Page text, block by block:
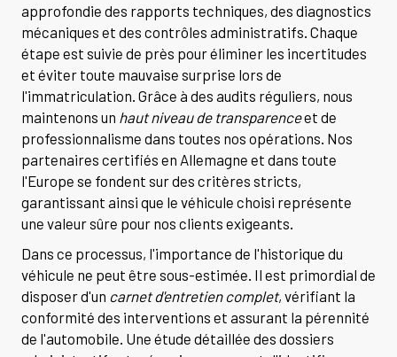
approfondie des rapports techniques, des diagnostics
mécaniques et des contrôles administratifs. Chaque
étape est suivie de près pour éliminer les incertitudes
et éviter toute mauvaise surprise lors de
l'immatriculation. Grâce à des audits réguliers, nous
maintenons un haut niveau de transparenceet de
professionnalisme dans toutes nos opérations. Nos
partenaires certifiés en Allemagne et dans toute
l'Europe se fondent sur des critères stricts,
garantissant ainsi que le véhicule choisi représente
une valeur sûre pour nos clients exigeants.
Dans ce processus, l'importance de l'historique du
véhicule ne peut être sous-estimée. Il est primordial de
disposer d'un carnet d'entretien complet, vérifiant la
conformité des interventions et assurant la pérennité
de l'automobile. Une étude détaillée des dossiers